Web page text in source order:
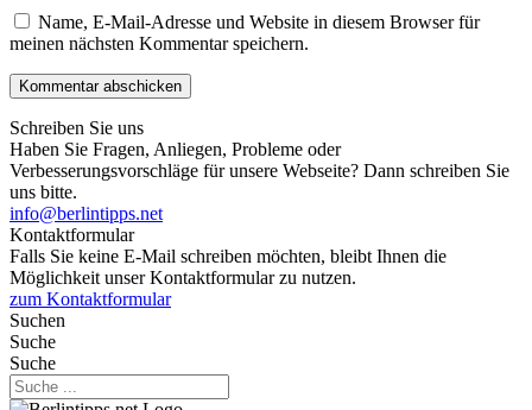
Name, E-Mail-Adresse und Website in diesem Browser für
meinen nächsten Kommentar speichern.
Schreiben Sie uns
Haben Sie Fragen, Anliegen, Probleme oder
Verbesserungsvorschläge für unsere Webseite? Dann schreiben Sie
uns bitte.
info@berlintipps.net
Kontaktformular
Falls Sie keine E-Mail schreiben möchten, bleibt Ihnen die
Möglichkeit unser Kontaktformular zu nutzen.
zum Kontaktformular
Suchen
Suche
Suche